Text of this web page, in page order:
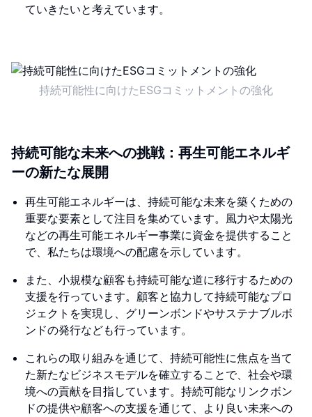
ていきたいと考えています。
持続可能性に向けたESGコミットメントの強化
持続可能な未来への挑戦：再生可能エネルギ
ーの新たな展開
再生可能エネルギーは、持続可能な未来を築くための
重要な要素として注目を集めています。風力や太陽光
などの再生可能エネルギー事業に資金を提供すること
で、私たちは環境への配慮を示しています。
また、小規模な顧客も持続可能な道に移行するための
支援を行っています。顧客と協力して持続可能なプロ
ジェクトを実現し、グリーンボンドやサステナブルボ
ンドの発行なども行っています。
これらの取り組みを通じて、持続可能性に焦点を当て
た新たなビジネスモデルを確立することで、社会や環
境への貢献を目指しています。持続可能なリンクボン
ドの提供や顧客への支援を通じて、より良い未来への